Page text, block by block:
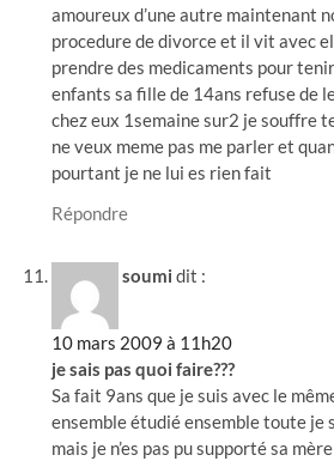
amoureux d’une autre maintenant
procedure de divorce et il vit avec
prendre des medicaments pour
enfants sa fille de 14ans refuse de
chez eux 1semaine sur2 je souffre
ne veux meme pas me parler et
pourtant je ne lui es rien fait
Répondre
soumi dit :
10 mars 2009 à 11h20
je sais pas quoi faire???
Sa fait 9ans que je suis avec le
ensemble étudié ensemble toute je
mais je n’es pas pu supporté sa